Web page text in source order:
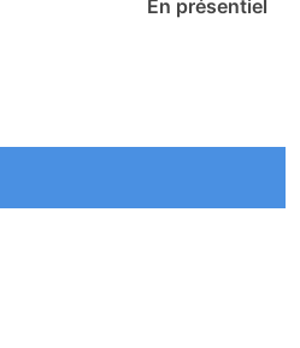
En présentiel